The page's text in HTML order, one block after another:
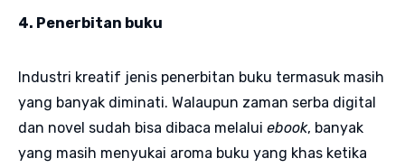
4. Penerbitan buku
Industri kreatif jenis penerbitan buku termasuk masih
yang banyak diminati. Walaupun zaman serba digital
dan novel sudah bisa dibaca melalui ebook, banyak
yang masih menyukai aroma buku yang khas ketika